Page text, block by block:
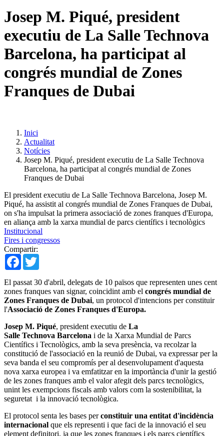
Josep M. Piqué, president
executiu de La Salle Technova
Barcelona, ha participat al
congrés mundial de Zones
Franques de Dubai
Inici
Actualitat
Notícies
Josep M. Piqué, president executiu de La Salle Technova
Barcelona, ha participat al congrés mundial de Zones
Franques de Dubai
El president executiu de La Salle Technova Barcelona, Josep M.
Piqué, ha assistit al congrés mundial de Zones Franques de Dubai,
on s'ha impulsat la primera associació de zones franques d'Europa,
en aliança amb la xarxa mundial de parcs científics i tecnològics
Institucional
Fires i congressos
Compartir:
Facebook
El passat 30 d'abril, delegats de 10 països que representen unes cent
zones franques van signar, coincidint amb el congrés mundial de
Zones Franques de Dubai, un protocol d'intencions per constituir
l'Associació de Zones Franques d'Europa.
Josep M. Piqué, president executiu de La
Salle Technova Barcelona i de la Xarxa Mundial de Parcs
Científics i Tecnològics, amb la seva presència, va recolzar la
constitució de l'associació en la reunió de Dubai, va expressar per la
seva banda el seu compromís per al desenvolupament d'aquesta
nova xarxa europea i va emfatitzar en la importància d'unir la gestió
de les zones franques amb el valor afegit dels parcs tecnològics,
unint les exempcions fiscals amb valors com la sostenibilitat, la
seguretat i la innovació tecnològica.
El protocol senta les bases perconstituir una entitat d'incidència
internacional que els representi i que faci de la innovació el seu
element definitori, ja que les zones franques i els parcs científics